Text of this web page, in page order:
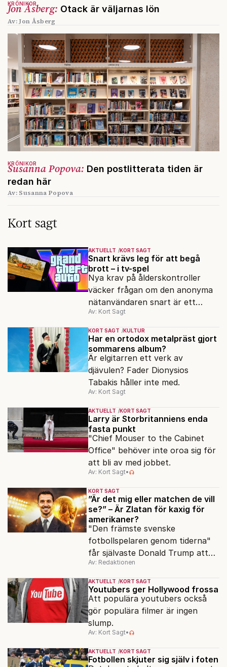
Jon Åsberg: Otack är väljarnas lön
KRÖNIKOR
Av: Jon Åsberg
Susanna Popova: Den postlitterata tiden är
redan här
KRÖNIKOR
Av: Susanna Popova
Kort sagt
AKTUELLT KORT SAGT
Snart krävs leg för att begå
brott – i tv-spel
Nya krav på ålderskontroller
väcker frågan om den anonyma
nätanvändaren snart är ett
minne blott.
Av: Kort Sagt
KORT SAGT KULTUR
Har en ortodox metalpräst gjort
sommarens album?
Är elgitarren ett verk av
djävulen? Fader Dionysios
Tabakis håller inte med.
Av: Kort Sagt
AKTUELLT KORT SAGT
Larry är Storbritanniens enda
fasta punkt
"Chief Mouser to the Cabinet
Office" behöver inte oroa sig för
att bli av med jobbet.
Av: Kort Sagt•
KORT SAGT
”Är det mig eller matchen de vill
se?” – Är Zlatan för kaxig för
amerikaner?
"Den främste svenske
fotbollspelaren genom tiderna"
får självaste Donald Trump att
rodna.
Av: Redaktionen
AKTUELLT KORT SAGT
Youtubers ger Hollywood frossa
Att populära youtubers också
gör populära filmer är ingen
slump.
Av: Kort Sagt•
AKTUELLT KORT SAGT
Fotbollen skjuter sig själv i foten